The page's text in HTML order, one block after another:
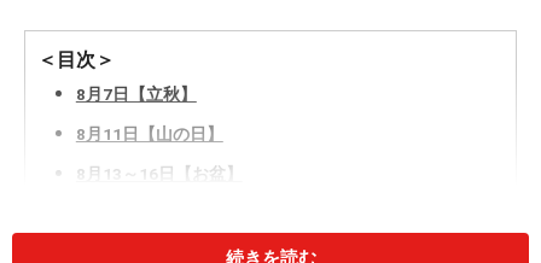
＜目次＞
8月7日【立秋】
8月11日【山の日】
8月13～16日【お盆】
続きを読む